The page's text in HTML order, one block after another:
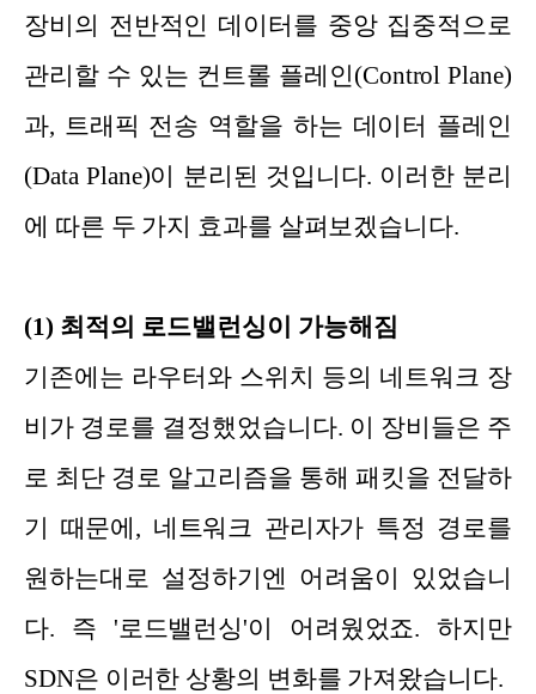
장비의 전반적인 데이터를 중앙 집중적으로
관리할 수 있는 컨트롤 플레인(Control Plane)
과, 트래픽 전송 역할을 하는 데이터 플레인
(Data Plane)이 분리된 것입니다. 이러한 분리
에 따른 두 가지 효과를 살펴보겠습니다.
(1) 최적의 로드밸런싱이 가능해짐
기존에는 라우터와 스위치 등의 네트워크 장
비가 경로를 결정했었습니다. 이 장비들은 주
로 최단 경로 알고리즘을 통해 패킷을 전달하
기 때문에, 네트워크 관리자가 특정 경로를
원하는대로 설정하기엔 어려움이 있었습니
다. 즉 '로드밸런싱'이 어려웠었죠. 하지만
SDN은 이러한 상황의 변화를 가져왔습니다.